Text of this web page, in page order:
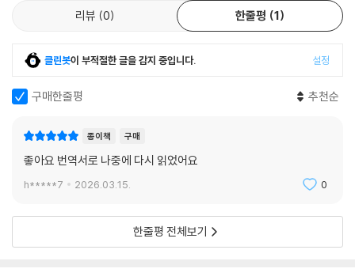
리뷰 0 한줄평 1
클린봇이 부적절한 글을 감지 중입니다. 설정
구매한줄평 추천순
종이책 구매
좋아요 번역서로 나중에 다시 읽었어요
h*****7 2026.03.15. 0
한줄평 전체보기